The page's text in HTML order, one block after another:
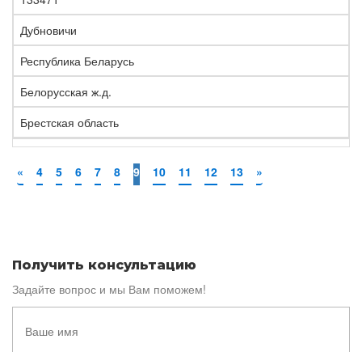
Дубновичи
Республика Беларусь
Белорусская ж.д.
Брестская область
« 4 5 6 7 8 9 10 11 12 13 »
Получить консультацию
Задайте вопрос и мы Вам поможем!